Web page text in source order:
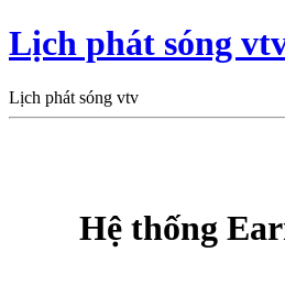
Lịch phát sóng
Lịch phát sóng vtv
Hệ thống